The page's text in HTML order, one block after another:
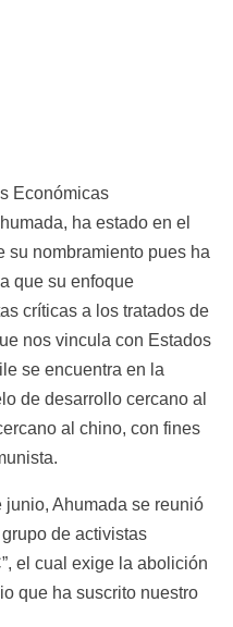
Económicas
ha estado en el
su nombramiento pues ha
que su enfoque
críticas a los tratados de
nos vincula con Estados
se encuentra en la
de desarrollo cercano al
al chino, con fines
junio, Ahumada se reunió
de activistas
el cual exige la abolición
que ha suscrito nuestro